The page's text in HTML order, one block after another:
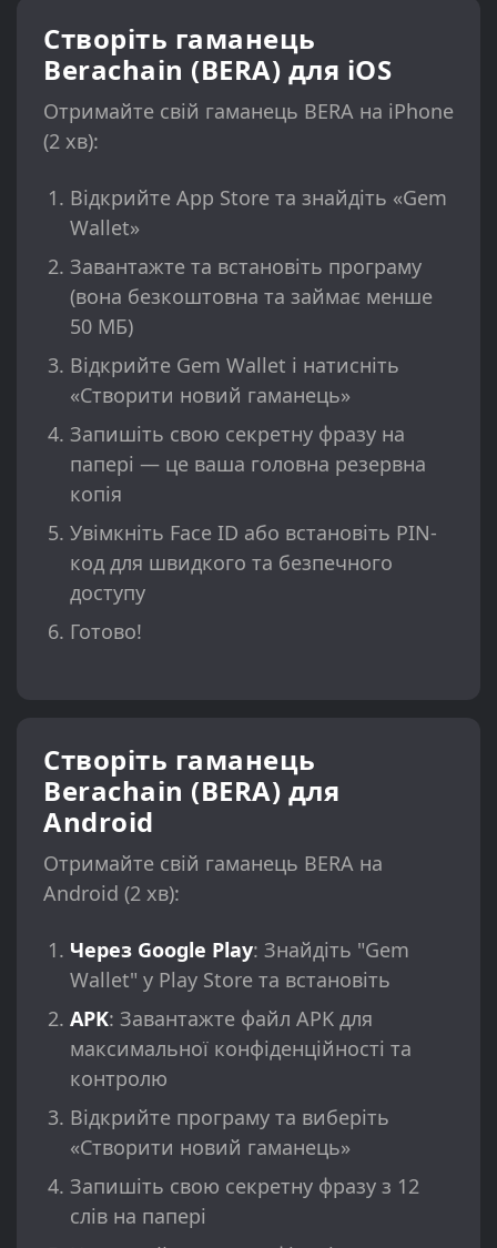
Створіть гаманець
Berachain (BERA) для iOS
Отримайте свій гаманець BERA на iPhone
(2 хв):
Відкрийте App Store та знайдіть «Gem
Wallet»
Завантажте та встановіть програму
(вона безкоштовна та займає менше
50 МБ)
Відкрийте Gem Wallet і натисніть
«Створити новий гаманець»
Запишіть свою секретну фразу на
папері — це ваша головна резервна
копія
Увімкніть Face ID або встановіть PIN-
код для швидкого та безпечного
доступу
Готово!
Створіть гаманець
Berachain (BERA) для
Android
Отримайте свій гаманець BERA на
Android (2 хв):
Через Google Play: Знайдіть "Gem
Wallet" у Play Store та встановіть
APK: Завантажте файл APK для
максимальної конфіденційності та
контролю
Відкрийте програму та виберіть
«Створити новий гаманець»
Запишіть свою секретну фразу з 12
слів на папері